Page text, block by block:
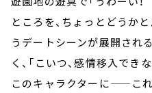
ところを、ちょっとどうか
うデートシーンが展開され
く、「こいつ、感情移入でき
このキャラクターに——こ